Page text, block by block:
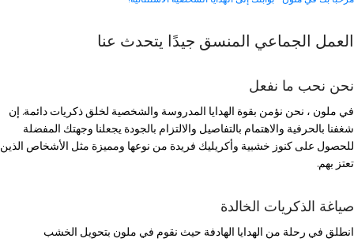
العمل الجماعي المنسق جيدًا يتحدث عنا
نحن نحب ما نفعل
في ملون ، نحن نؤمن بقوة الهدايا المدروسة والشخصية لخلق ذكريات دائمة. إن
شغفنا بالحرفية والاهتمام بالتفاصيل والالتزام بالجودة يجعلنا وجهتك المفضلة
للحصول على كنوز خشبية وأكريليك فريدة من نوعها ومميزة مثل الأشخاص الذين
تعتز بهم.
صياغة الذكريات الخالدة
انطلق في رحلة من الهدايا الهادفة حيث نقوم في ملون بتحويل الخشب